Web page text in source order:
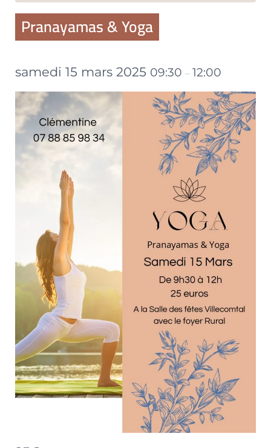
Pranayamas & Yoga
samedi 15 mars 2025 09:30 – 12:00